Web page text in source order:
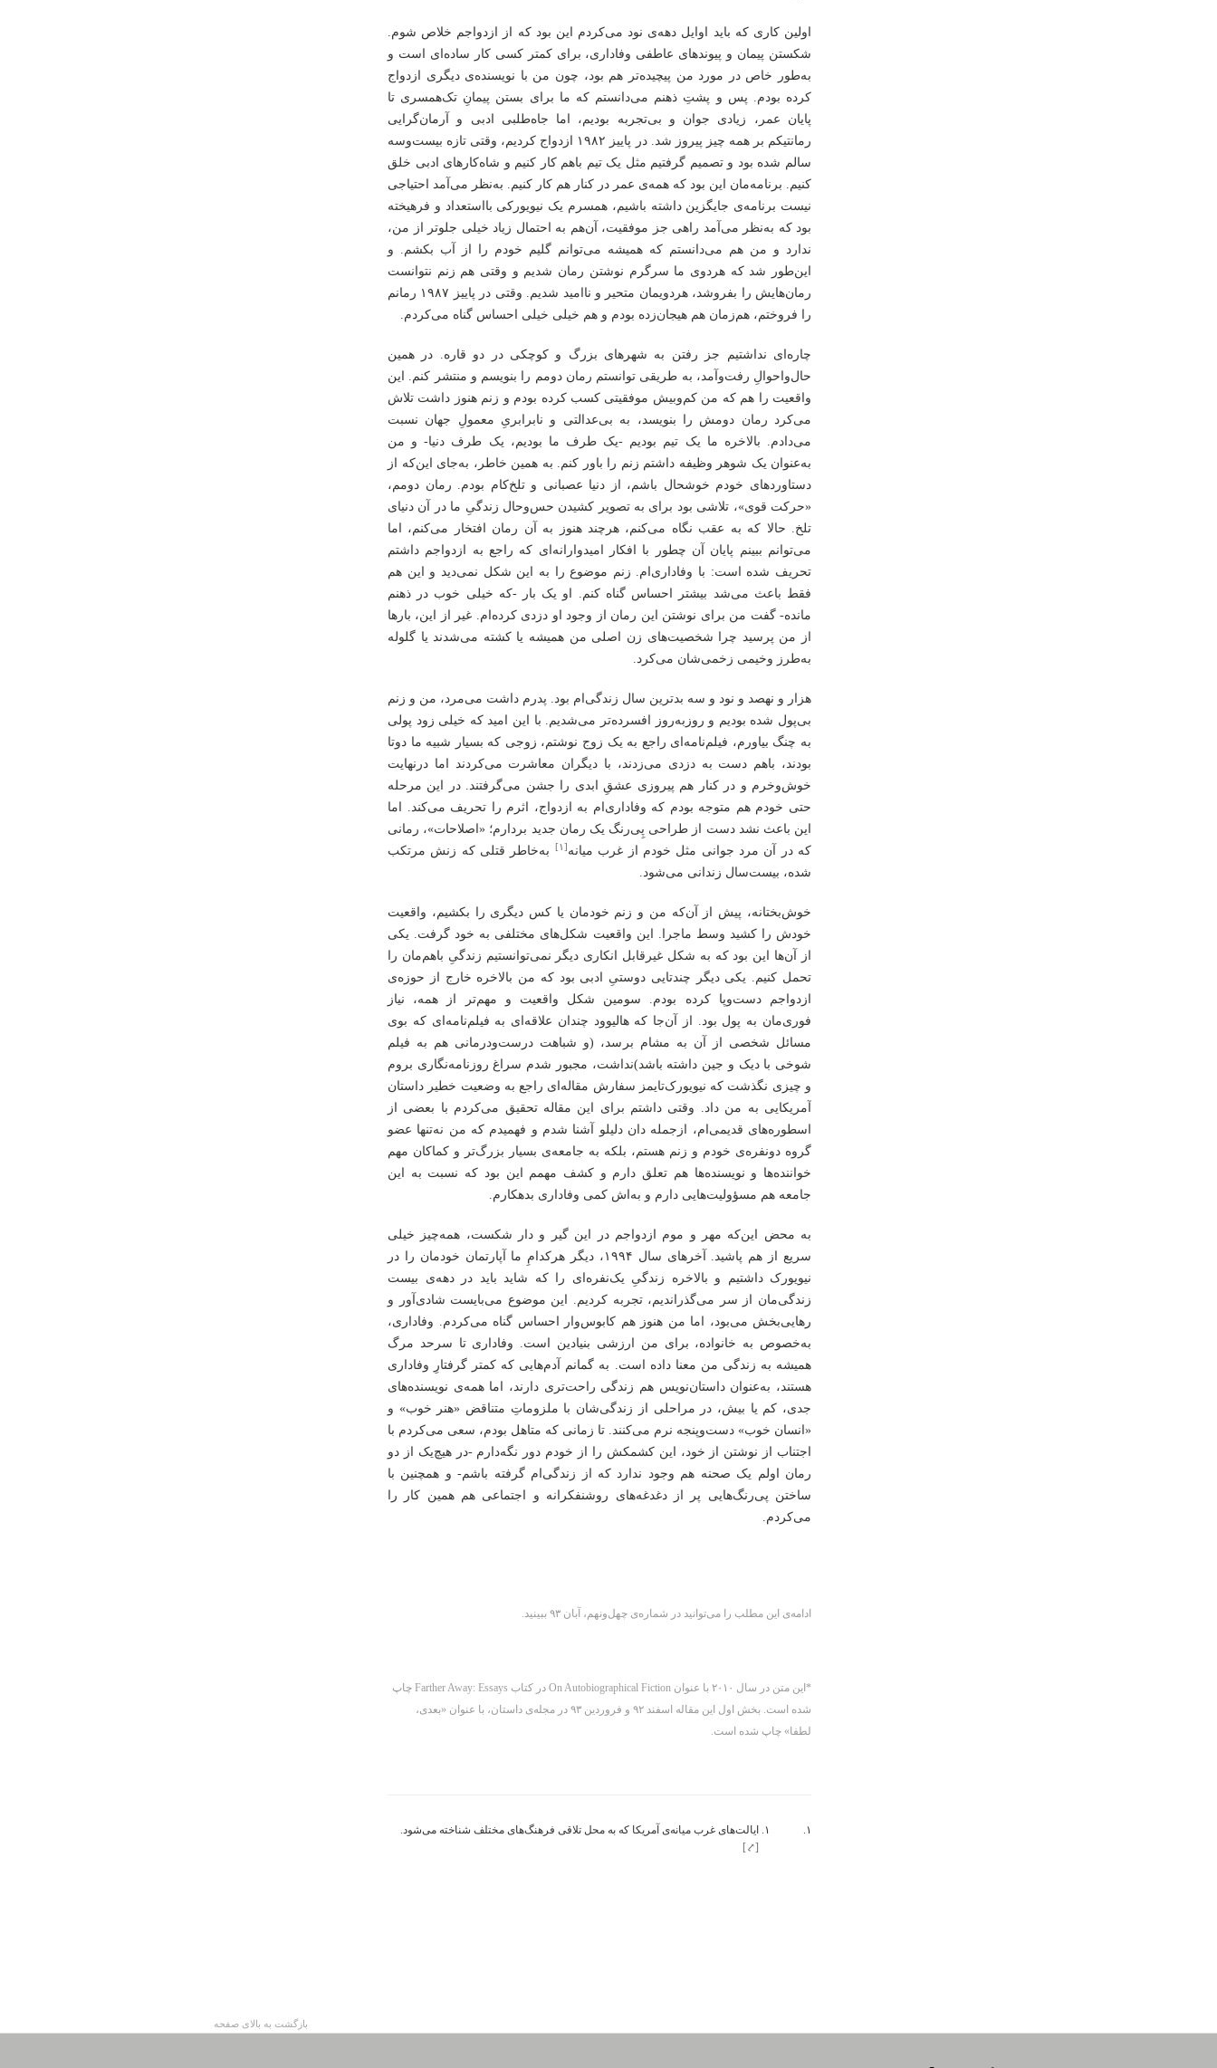
اولین کاری که باید اوایل دهه‌ی نود می‌کردم این بود که از ازدواجم خلاص شوم.
شکستن پیمان و پیوندهای عاطفی وفاداری، برای کمتر کسی کار ساده‌ای است و
به‌طور خاص در مورد من پیچیده‌تر هم بود، چون من با نویسنده‌ی دیگری ازدواج
کرده بودم. پس و پشتِ ذهنم می‌دانستم که ما برای بستن پیمانِ تک‌همسری تا
پایان عمر، زیادی جوان و بی‌تجربه بودیم، اما جاه‌طلبی ادبی و آرمان‌گرایی
رمانتیکم بر همه چیز پیروز شد. در پاییز ۱۹۸۲ ازدواج کردیم، وقتی تازه بیست‌وسه
سالم شده بود و تصمیم گرفتیم مثل یک تیم باهم کار کنیم و شاه‌کارهای ادبی خلق
کنیم. برنامه‌مان این بود که همه‌ی عمر در کنار هم کار کنیم. به‌نظر می‌آمد احتیاجی
نیست برنامه‌ی جایگزین داشته باشیم، همسرم یک نیویورکی بااستعداد و فرهیخته
بود که به‌نظر می‌آمد راهی جز موفقیت، آن‌هم به احتمال زیاد خیلی جلوتر از من،
ندارد و من هم می‌دانستم که همیشه می‌توانم گلیم خودم را از آب بکشم. و
این‌طور شد که هردوی ما سرگرم نوشتن رمان‌ شدیم و وقتی هم زنم نتوانست
رمان‌هایش را بفروشد، هردویمان متحیر و ناامید شدیم. وقتی در پاییز ۱۹۸۷ رمانم
را فروختم، هم‌زمان هم هیجان‌زده بودم و هم خیلی خیلی احساس گناه می‌کردم.
چاره‌ای نداشتیم جز رفتن به شهرهای بزرگ و کوچکی در دو قاره. در همین
حال‌واحوالِ رفت‌وآمد، به طریقی توانستم رمان دومم را بنویسم و منتشر کنم. این
واقعیت را هم که من کم‌وبیش موفقیتی کسب کرده بودم و زنم هنوز داشت تلاش
می‌کرد رمان دومش را بنویسد، به بی‌عدالتی و نابرابریِ معمولِ جهان نسبت
می‌دادم. بالاخره ما یک تیم بودیم -یک طرف ما بودیم، یک طرف دنیا- و من
به‌عنوان یک شوهر وظیفه داشتم زنم را باور کنم. به همین خاطر، به‌جای این‌که از
دستاوردهای خودم خوشحال باشم، از دنیا عصبانی و تلخ‌کام بودم. رمان دومم،
«حرکت قوی»، تلاشی بود برای به تصویر کشیدن حس‌وحال زندگیِ ما در آن دنیای
تلخ. حالا که به عقب نگاه می‌کنم، هرچند هنوز به آن رمان افتخار می‌کنم، اما
می‌توانم ببینم پایان آن چطور با افکار امیدوارانه‌ای که راجع به ازدواجم داشتم
تحریف شده است: با وفاداری‌ام. زنم موضوع را به این شکل نمی‌دید و این هم
فقط باعث می‌شد بیشتر احساس گناه کنم. او یک بار -که خیلی خوب در ذهنم
مانده- گفت من برای نوشتن این رمان از وجود او دزدی کرده‌ام. غیر از این، ‌بارها
از من پرسید چرا شخصیت‌های زن اصلی من همیشه یا کشته می‌شدند یا گلوله
به‌طرز وخیمی زخمی‌شان می‌کرد.
هزار و نهصد و نود و سه بدترین سال زندگی‌ام بود. پدرم داشت می‌مرد، من و زنم
بی‌پول شده بودیم و روزبه‌روز افسرده‌تر می‌شدیم. با این امید که خیلی زود پولی
به چنگ بیاورم، فیلم‌نامه‌ای راجع به یک زوج نوشتم، زوجی که بسیار شبیه ما دوتا
بودند، باهم دست به دزدی می‌زدند، با دیگران معاشرت می‌کردند اما درنهایت
خوش‌وخرم و در کنار هم پیروزی عشقِ ابدی را جشن می‌گرفتند. در این مرحله
حتی خودم هم متوجه بودم که وفاداری‌ام به ازدواج، اثرم را تحریف می‌کند. اما
این باعث نشد دست از طراحی پِی‌رنگ یک رمان جدید بردارم؛ «اصلاحات»، رمانی
که در آن مرد جوانی مثل خودم از غرب میانه‏[۱]‎
به‌خاطر قتلی که زنش مرتکب
شده، بیست‌سال زندانی می‌شود.
خوش‌بختانه، پیش از آن‌که من و زنم خودمان یا کس دیگری را بکشیم، واقعیت
خودش را کشید وسط ماجرا. این واقعیت شکل‌های مختلفی به خود گرفت. یکی
از آن‌ها این بود که به شکل غیرقابل انکاری دیگر نمی‌توانستیم زندگیِ باهم‌مان را
تحمل کنیم. یکی دیگر چندتایی دوستیِ ادبی بود که من بالاخره خارج از حوزه‌ی
ازدواجم دست‌وپا کرده بودم. سومین شکل واقعیت و مهم‌تر از همه، نیاز
فوری‌مان به پول بود. از آن‌جا که هالیوود چندان علاقه‌ای به فیلم‌نامه‌ای که بوی
مسائل شخصی از آن به مشام برسد، (و شباهت درست‌ودرمانی هم به فیلم
شوخی با دیک و جین داشته باشد)نداشت، مجبور شدم سراغ روزنامه‌نگاری بروم
و چیزی نگذشت که نیویورک‌تایمز سفارش مقاله‌ای راجع به وضعیت خطیر داستان
آمریکایی به من داد. وقتی داشتم برای این مقاله تحقیق می‌کردم با بعضی از
اسطوره‌های قدیمی‌ام، ازجمله دان دلیلو آشنا شدم و فهمیدم که من نه‌تنها عضو
گروه دونفره‌ی خودم و زنم هستم، بلکه به جامعه‌ی بسیار بزرگ‌تر و کماکان مهم
خواننده‌ها و نویسنده‌ها هم تعلق دارم و کشف مهمم این بود که نسبت به این
جامعه هم مسؤولیت‌هایی دارم و به‌اش کمی وفاداری بدهکارم.
به محض این‌که مهر و موم ازدواجم در این گیر و دار شکست، همه‌چیز خیلی
سریع از هم پاشید. آخرهای سال ۱۹۹۴، دیگر هرکدامِ ما آپارتمان خودمان را در
نیویورک داشتیم و بالاخره زندگیِ یک‌نفره‌ای را که شاید باید در دهه‌ی بیست
زندگی‌مان از سر می‌گذراندیم، تجربه کردیم. این موضوع می‌بایست شادی‌آور و
رهایی‌بخش می‌بود، اما من هنوز هم کابوس‌وار احساس گناه می‌کردم. وفاداری،
به‌خصوص به خانواده، برای من ارزشی بنیادین است. وفاداری تا سرحد مرگ
همیشه به زندگی من معنا داده است. به گمانم آدم‌هایی که کمتر گرفتارِ وفاداری
هستند، به‌عنوان داستان‌نویس هم زندگی راحت‌تری دارند، اما همه‌ی نویسنده‌های
جدی، کم یا بیش، در مراحلی از زندگی‌شان با ملزوماتِ متناقض «هنر خوب» و
«انسان خوب» دست‌وپنجه نرم می‌کنند. تا زمانی که متاهل بودم، سعی می‌کردم با
اجتناب از نوشتن از خود، این کشمکش را از خودم دور نگه‌دارم -در هیچ‌یک از دو
رمان اولم یک صحنه هم وجود ندارد که از زندگی‌ام گرفته باشم- و همچنین با
ساختن پی‌رنگ‌هایی پر از دغدغه‌های روشنفکرانه و اجتماعی هم همین کار را
می‌کردم.
ادامه‌ی این مطلب را می‌توانید در شماره‌ی چهل‌ونهم، آبان ۹۳ ببینید.
*این متن در سال ۲۰۱۰ با عنوان On Autobiographical Fiction در کتاب Farther Away: Essays چاپ
شده است. بخش اول این مقاله اسفند ۹۲ و فروردین ۹۳ در مجله‌ی داستان، با عنوان «بعدی،
لطفا» چاپ شده است.
۱.
ایالت‌های غرب میانه‌ی آمریکا که به محل تلاقی فرهنگ‌های مختلف شناخته می‌شود.
[⤤]
بازگشت به بالای صفحه